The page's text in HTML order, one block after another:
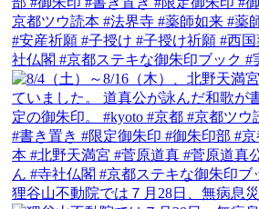
狸谷山不動院では７月28日、無病息災